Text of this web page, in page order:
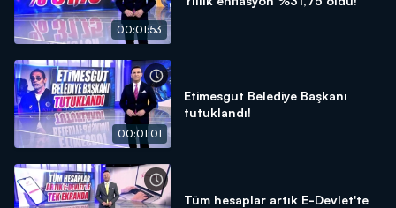
00:01:53
00:01:01
Etimesgut Belediye Başkanı
tutuklandı!
Tüm hesaplar artık E-Devlet'te